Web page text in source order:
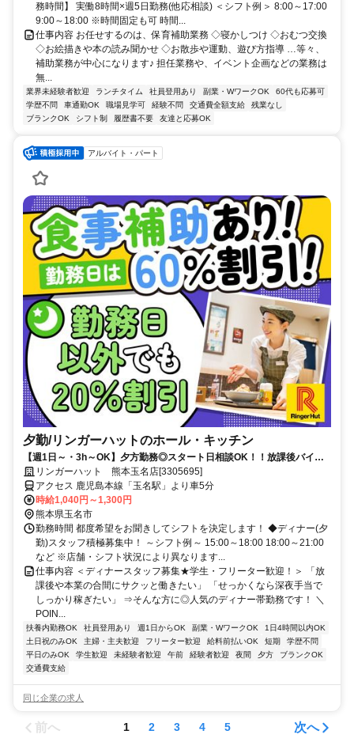
務時間】 実働8時間×週5日勤務(他応相談) ＜シフト例＞ 8:00～17:00
9:00～18:00 ※時間固定も可 時間...
仕事内容 お任せするのは、保育補助業務 ◇寝かしつけ ◇おむつ交換
◇お絵描きや本の読み聞かせ ◇お散歩や運動、遊び方指導 …等々、
補助業務が中心になります♪ 担任業務や、イベント企画などの業務は
無...
業界未経験者歓迎 ランチタイム 社員登用あり 副業・WワークOK
60代も応募可
学歴不問
車通勤OK 職場見学可 経験不問 交通費全額支給
残業なし
ブランクOK
シフト制 履歴書不要 友達と応募OK
アルバイト・パート
夕勤/リンガーハットのホール・キッチン
【週1日～・3h～OK】夕方勤務◎スタート日相談OK！！放課後バイト
やWワークに◎髪型・髪色自由／食事補助あり
リンガーハット 熊本玉名店[3305695]
アクセス 鹿児島本線「玉名駅」より車5分
時給1,040円～1,300円
熊本県玉名市
勤務時間 都度希望をお聞きしてシフトを決定します！ ◆ディナー(夕
勤)スタッフ積極募集中！ ～シフト例～ 15:00～18:00 18:00～21:00
など ※店舗・シフト状況により異なります...
仕事内容 ＜ディナースタッフ募集★学生・フリーター歓迎！＞ 「放
課後や本業の合間にサクッと働きたい」 「せっかくなら深夜手当で
しっかり稼ぎたい」 ⇒そんな方に◎人気のディナー帯勤務です！ ＼
POIN...
扶養内勤務OK 社員登用あり 週1日からOK 副業・WワークOK
1日4時間以内OK
土日祝のみOK
主婦・主夫歓迎 フリーター歓迎 給料前払いOK 短期
学歴不問
平日のみOK
学生歓迎 未経験者歓迎 午前 経験者歓迎 夜間 夕方
ブランクOK
交通費支給
同じ企業の求人
前へ 1 2 3 4 5 次へ